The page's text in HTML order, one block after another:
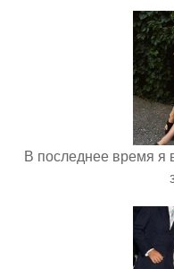
В последнее время я